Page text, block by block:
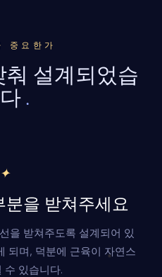
중요한가
설계되었습
.
✦
분을 받쳐주세요
을 받쳐주도록 설계되어 있
되며, 덕분에 근육이 자연스
수 있습니다.